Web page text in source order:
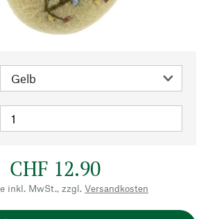
CHF 12.90
inkl. MwSt., zzgl. Versandkosten